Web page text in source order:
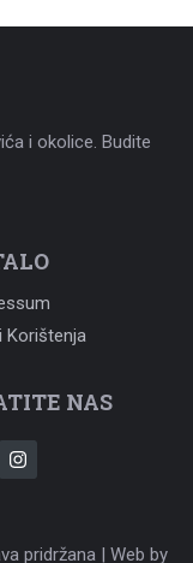
i okolice. Budite
Korištenja
NAS
pridržana | Web by